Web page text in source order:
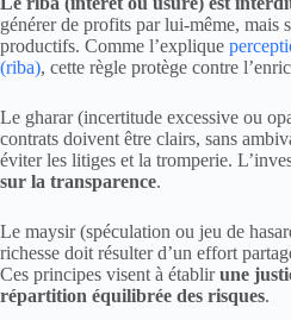
générer de profits par lui-même, mais
productifs. Comme l’explique
(riba), cette règle protège contre
Le gharar (incertitude excessive ou
contrats doivent être clairs, sans
éviter les litiges et la tromperie.
sur la transparence.
Le maysir (spéculation ou jeu de
richesse doit résulter d’un effort
Ces principes visent à établirune
répartition équilibrée des risques.